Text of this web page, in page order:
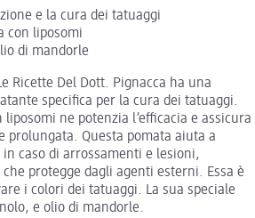
e la cura dei tatuaggi
con liposomi
di mandorle
Ricette Del Dott. Pignacca ha una
specifica per la cura dei tatuaggi.
liposomi ne potenzia l’efficacia e assicura
prolungata. Questa pomata aiuta a
caso di arrossamenti e lesioni,
protegge dagli agenti esterni. Essa è
i colori dei tatuaggi. La sua speciale
e olio di mandorle.